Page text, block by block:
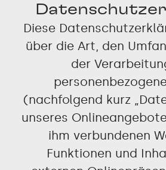
Diese
über die Art, den
der
(nachfolgend kurz
unseres
ihm verbundenen
Funktionen und